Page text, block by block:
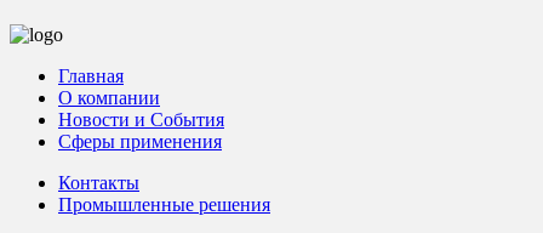
Главная
О компании
Новости и События
Сферы применения
Контакты
Промышленные решения